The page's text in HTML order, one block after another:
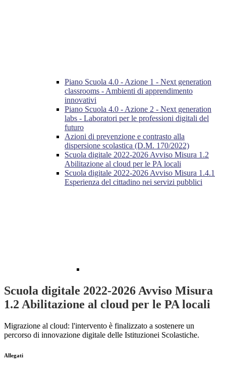
Piano Scuola 4.0 - Azione 1 - Next generation
classrooms - Ambienti di apprendimento
innovativi
Piano Scuola 4.0 - Azione 2 - Next generation
labs - Laboratori per le professioni digitali del
futuro
Azioni di prevenzione e contrasto alla
dispersione scolastica (D.M. 170/2022)
Scuola digitale 2022-2026 Avviso Misura 1.2
Abilitazione al cloud per le PA locali
Scuola digitale 2022-2026 Avviso Misura 1.4.1
Esperienza del cittadino nei servizi pubblici
Scuola digitale 2022-2026 Avviso Misura
1.2 Abilitazione al cloud per le PA locali
Migrazione al cloud: l'intervento è finalizzato a sostenere un
percorso di innovazione digitale delle Istituzionei Scolastiche.
Allegati